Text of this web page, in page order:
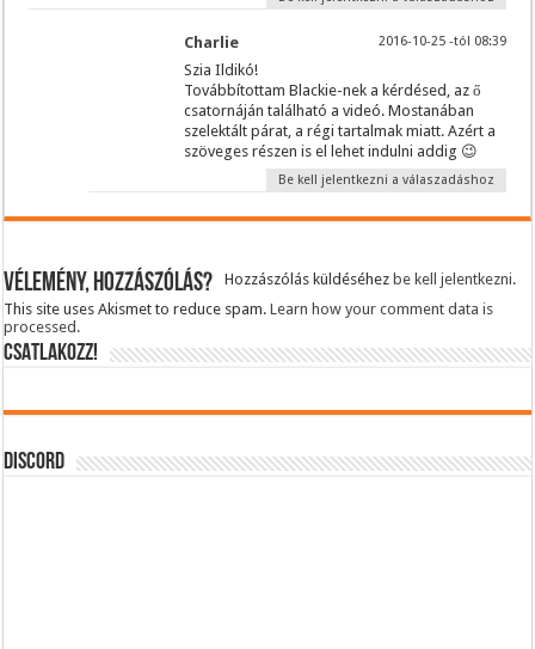
Charlie 2016-10-25 -tól 08:39
Szia Ildikó!
Továbbítottam Blackie-nek a kérdésed, az ő
csatornáján található a videó. Mostanában
szelektált párat, a régi tartalmak miatt. Azért a
szöveges részen is el lehet indulni addig 😉
Be kell jelentkezni a válaszadáshoz
Vélemény, hozzászólás? Hozzászólás küldéséhez be kell jelentkezni.
This site uses Akismet to reduce spam.Learn how your comment data is
processed.
CSATLAKOZZ!
DISCORD